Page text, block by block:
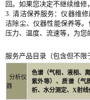
回。如果您决定不继续维修
3. 清洁保养服务：仪器维
洁除尘、仪器性能保养等
压力、温度、流速等，为您
服务产品目录（包含但不限
分析仪
器
色谱（气相、液相、
紫外等）、质谱（气
析、水分测定、X射线